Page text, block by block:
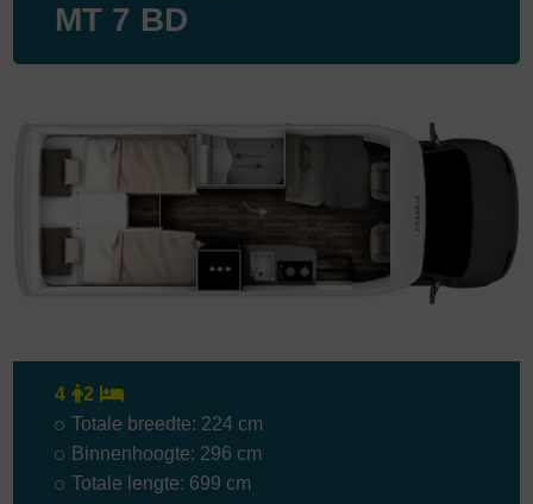
MT 7 BD
4
2
Totale breedte: 224 cm
Binnenhoogte: 296 cm
Totale lengte: 699 cm